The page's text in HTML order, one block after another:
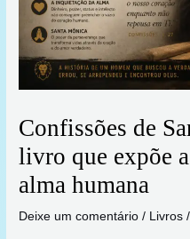
Confissões de
livro que expõe
alma humana
Deixe um comentário / Livros